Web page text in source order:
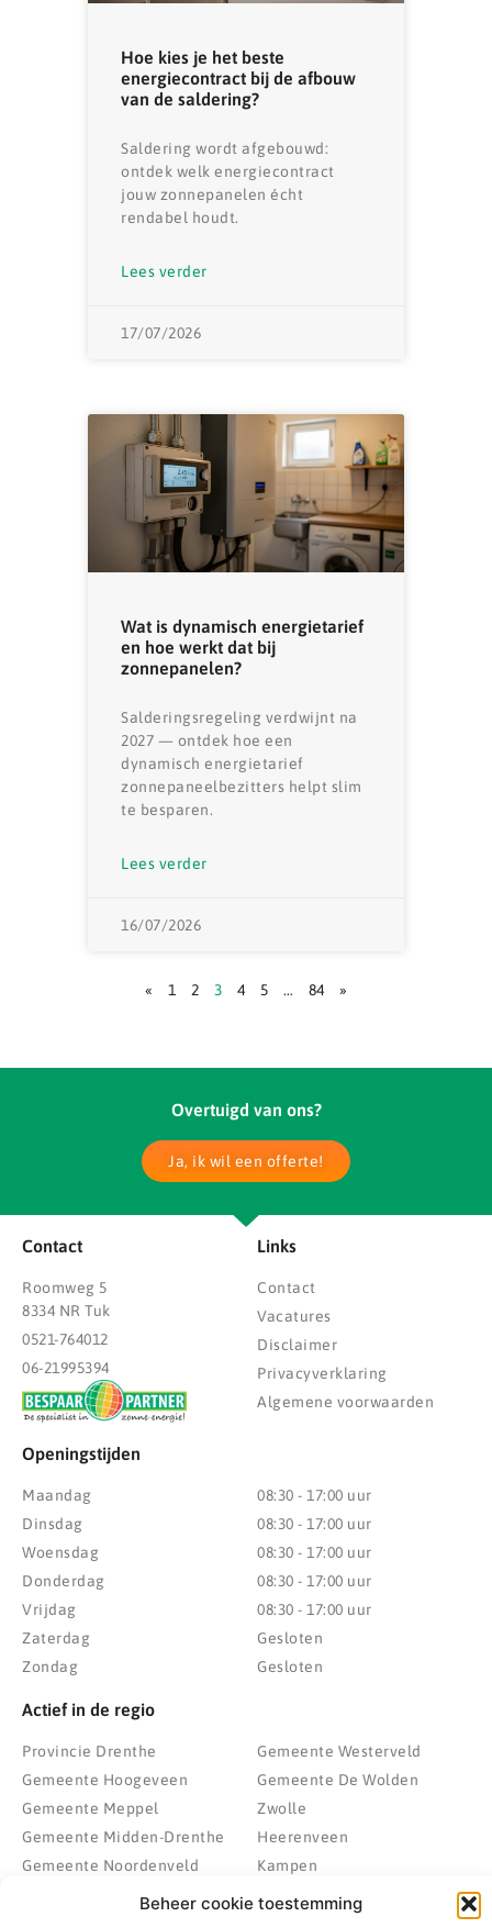
Beheer cookie toestemming
Hoe kies je het beste
energiecontract bij de afbouw
van de saldering?
Saldering wordt afgebouwd:
ontdek welk energiecontract
jouw zonnepanelen écht
rendabel houdt.
Lees verder
17/07/2026
Wat is dynamisch energietarief
en hoe werkt dat bij
zonnepanelen?
Salderingsregeling verdwijnt na
2027 — ontdek hoe een
dynamisch energietarief
zonnepaneelbezitters helpt slim
te besparen.
Lees verder
16/07/2026
« 1 2 3 4 5 … 84 »
Overtuigd van ons?
Ja, ik wil een offerte!
Contact
Roomweg 5
8334 NR Tuk
0521-764012
06-21995394
Links
Contact
Vacatures
Disclaimer
Privacyverklaring
Algemene voorwaarden
Openingstijden
Maandag
Dinsdag
Woensdag
Donderdag
Vrijdag
Zaterdag
Zondag
08:30 - 17:00 uur
08:30 - 17:00 uur
08:30 - 17:00 uur
08:30 - 17:00 uur
08:30 - 17:00 uur
Gesloten
Gesloten
Actief in de regio
Provincie Drenthe
Gemeente Hoogeveen
Gemeente Meppel
Gemeente Midden-Drenthe
Gemeente Noordenveld
Gemeente Noordoostpolder
Gemeente Westerveld
Gemeente De Wolden
Zwolle
Heerenveen
Kampen
Emmeloord